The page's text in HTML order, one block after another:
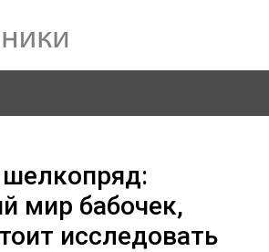
мир бабочек,
исследовать